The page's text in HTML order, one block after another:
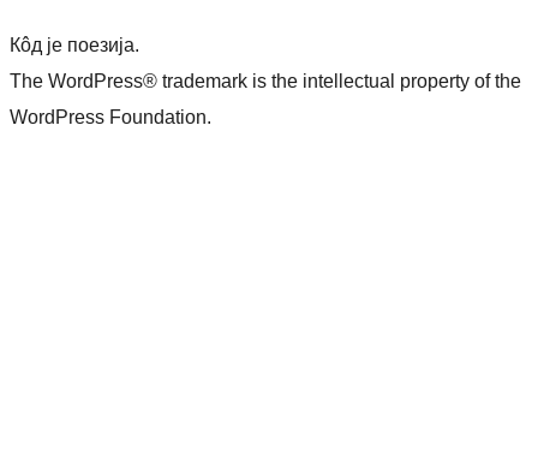
Кôд је поезија.
The WordPress® trademark is the intellectual property of the
WordPress Foundation.